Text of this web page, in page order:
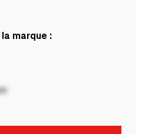
marque :